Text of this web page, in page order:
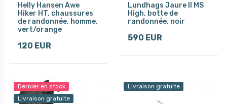
Helly Hansen Awe
Hiker HT, chaussures
de randonnée, homme,
vert/orange
120 EUR
Lundhags Jaure II MS
High, botte de
randonnée, noir
590 EUR
Dernier en stock
Livraison gratuite
Livraison gratuite